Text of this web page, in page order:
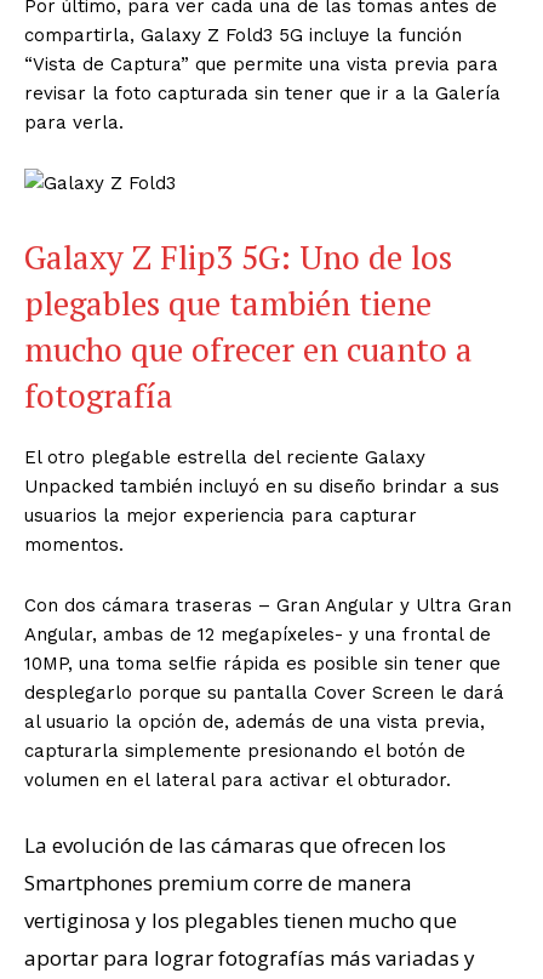
Por último, para ver cada una de las tomas antes de
compartirla, Galaxy Z Fold3 5G incluye la función
“Vista de Captura” que permite una vista previa para
revisar la foto capturada sin tener que ir a la Galería
para verla.
Galaxy Z Flip3 5G: Uno de los
plegables que también tiene
mucho que ofrecer en cuanto a
fotografía
El otro plegable estrella del reciente Galaxy
Unpacked también incluyó en su diseño brindar a sus
usuarios la mejor experiencia para capturar
momentos.
Con dos cámara traseras – Gran Angular y Ultra Gran
Angular, ambas de 12 megapíxeles- y una frontal de
10MP, una toma selfie rápida es posible sin tener que
desplegarlo porque su pantalla Cover Screen le dará
al usuario la opción de, además de una vista previa,
capturarla simplemente presionando el botón de
volumen en el lateral para activar el obturador.
La evolución de las cámaras que ofrecen los
Smartphones premium corre de manera
vertiginosa y los plegables tienen mucho que
aportar para lograr fotografías más variadas y